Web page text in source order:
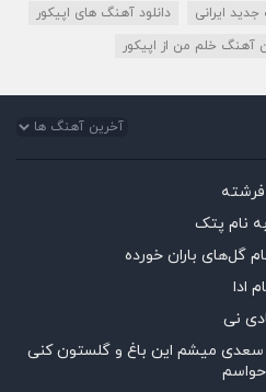
ایرانی
دانلود آهنگ های اپیکور
آهنگ خلم من از اپیکور
فرشته
نام پتک
گل‌های باران خورده
ادا
نی
سعدی میشم این باغ و گلستون کنی